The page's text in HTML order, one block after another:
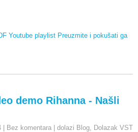
Youtube playlist Preuzmite i pokušati ga
demo Rihanna - Našli
| Bez komentara | dolazi Blog Dolazak VST